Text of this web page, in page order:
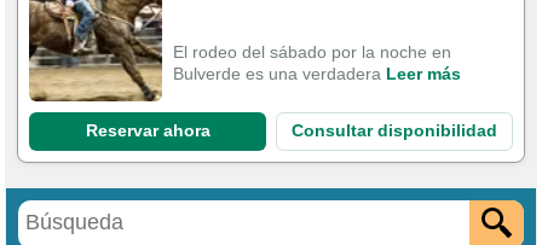
El rodeo del sábado por la noche en
Bulverde es una verdadera Leer más
Reservar ahora Consultar disponibilidad